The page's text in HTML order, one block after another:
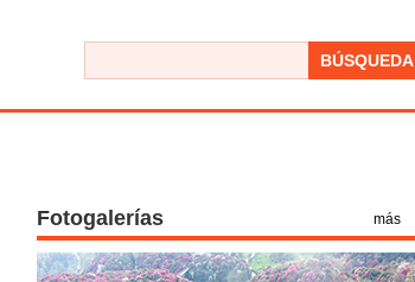
BÚSQUEDA
Fotogalerías más